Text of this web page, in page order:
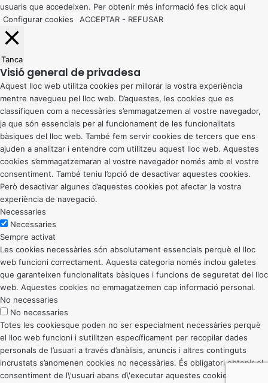
usuaris que accedeixen. Per obtenir més informació fes click aquí
Configurar cookies
ACCEPTAR - REFUSAR
Tanca
Visió general de privadesa
Aquest lloc web utilitza cookies per millorar la vostra experiència
mentre navegueu pel lloc web. D’aquestes, les cookies que es
classifiquen com a necessàries s’emmagatzemen al vostre navegador,
ja que són essencials per al funcionament de les funcionalitats
bàsiques del lloc web. També fem servir cookies de tercers que ens
ajuden a analitzar i entendre com utilitzeu aquest lloc web. Aquestes
cookies s’emmagatzemaran al vostre navegador només amb el vostre
consentiment. També teniu l’opció de desactivar aquestes cookies.
Però desactivar algunes d’aquestes cookies pot afectar la vostra
experiència de navegació.
Necessaries
Necessaries
Sempre activat
Les cookies necessàries són absolutament essencials perquè el lloc
web funcioni correctament. Aquesta categoria només inclou galetes
que garanteixen funcionalitats bàsiques i funcions de seguretat del lloc
web. Aquestes cookies no emmagatzemen cap informació personal.
No necessaries
No necessaries
Totes les cookiesque poden no ser especialment necessàries perquè
el lloc web funcioni i s’utilitzen específicament per recopilar dades
personals de l’usuari a través d’anàlisis, anuncis i altres continguts
incrustats s’anomenen cookies no necessàries. És obligatori obtenir el
consentiment de l\'usuari abans d\'executar aquestes cookies al vostre